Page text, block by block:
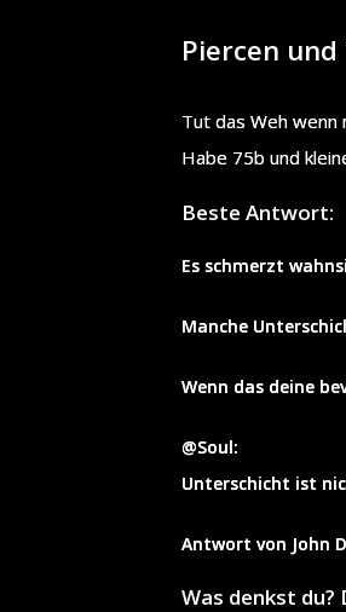
Piercen
Tut das Weh wenn
Habe 75b und
Beste Antwort:
Es schmerzt
Manche
Wenn das deine
@Soul:
Unterschicht ist
Antwort von John D
Was denkst